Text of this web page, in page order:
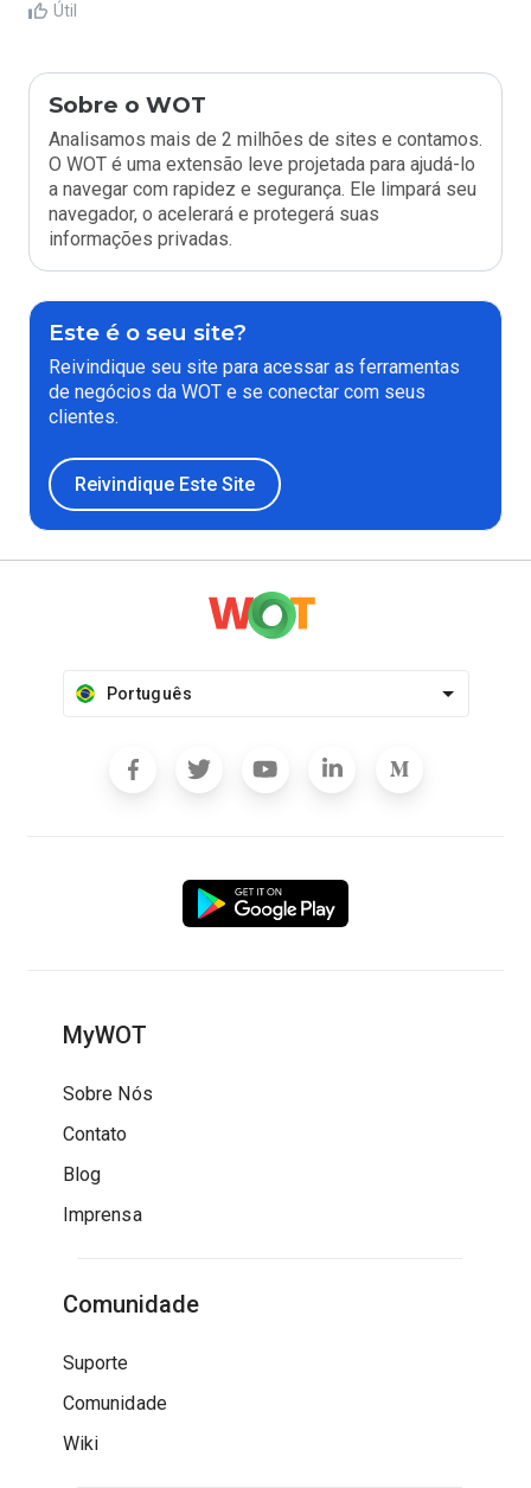
Útil
Sobre o WOT
Analisamos mais de 2 milhões de sites e contamos.
O WOT é uma extensão leve projetada para ajudá-lo
a navegar com rapidez e segurança. Ele limpará seu
navegador, o acelerará e protegerá suas
informações privadas.
Este é o seu site?
Reivindique seu site para acessar as ferramentas
de negócios da WOT e se conectar com seus
clientes.
Reivindique Este Site
Português
MyWOT
Sobre Nós
Contato
Blog
Imprensa
Comunidade
Suporte
Comunidade
Wiki